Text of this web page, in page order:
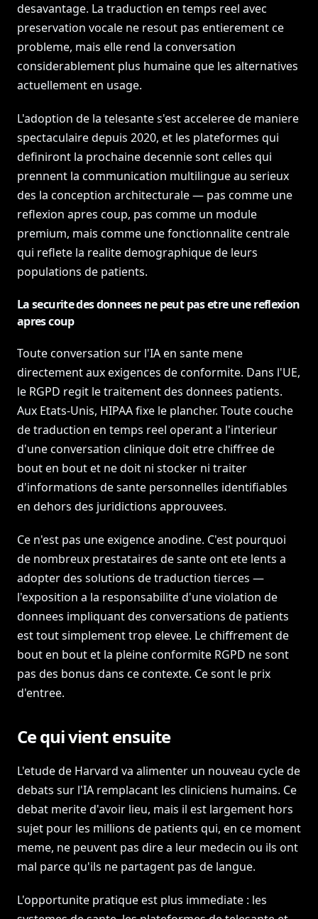
desavantage. La traduction en temps reel avec
preservation vocale ne resout pas entierement ce
probleme, mais elle rend la conversation
considerablement plus humaine que les alternatives
actuellement en usage.
L'adoption de la telesante s'est acceleree de maniere
spectaculaire depuis 2020, et les plateformes qui
definiront la prochaine decennie sont celles qui
prennent la communication multilingue au serieux
des la conception architecturale — pas comme une
reflexion apres coup, pas comme un module
premium, mais comme une fonctionnalite centrale
qui reflete la realite demographique de leurs
populations de patients.
La securite des donnees ne peut pas etre une reflexion
apres coup
Toute conversation sur l'IA en sante mene
directement aux exigences de conformite. Dans l'UE,
le RGPD regit le traitement des donnees patients.
Aux Etats-Unis, HIPAA fixe le plancher. Toute couche
de traduction en temps reel operant a l'interieur
d'une conversation clinique doit etre chiffree de
bout en bout et ne doit ni stocker ni traiter
d'informations de sante personnelles identifiables
en dehors des juridictions approuvees.
Ce n'est pas une exigence anodine. C'est pourquoi
de nombreux prestataires de sante ont ete lents a
adopter des solutions de traduction tierces —
l'exposition a la responsabilite d'une violation de
donnees impliquant des conversations de patients
est tout simplement trop elevee. Le chiffrement de
bout en bout et la pleine conformite RGPD ne sont
pas des bonus dans ce contexte. Ce sont le prix
d'entree.
Ce qui vient ensuite
L'etude de Harvard va alimenter un nouveau cycle de
debats sur l'IA remplacant les cliniciens humains. Ce
debat merite d'avoir lieu, mais il est largement hors
sujet pour les millions de patients qui, en ce moment
meme, ne peuvent pas dire a leur medecin ou ils ont
mal parce qu'ils ne partagent pas de langue.
L'opportunite pratique est plus immediate : les